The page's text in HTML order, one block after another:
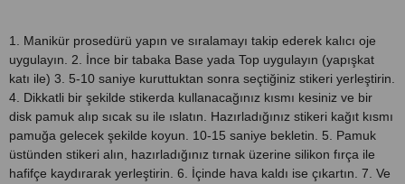
1. Manikür prosedürü yapın ve sıralamayı takip ederek kalıcı oje
uygulayın. 2. İnce bir tabaka Base yada Top uygulayın (yapışkat
katı ile) 3. 5-10 saniye kuruttuktan sonra seçtiğiniz stikeri yerleştirin.
4. Dikkatli bir şekilde stikerda kullanacağınız kısmı kesiniz ve bir
disk pamuk alıp sıcak su ile ıslatın. Hazırladığınız stikeri kağıt kısmı
pamuğa gelecek şekilde koyun. 10-15 saniye bekletin. 5. Pamuk
üstünden stikeri alın, hazırladığınız tırnak üzerine silikon fırça ile
hafifçe kaydırarak yerleştirin. 6. İçinde hava kaldı ise çıkartın. 7. Ve